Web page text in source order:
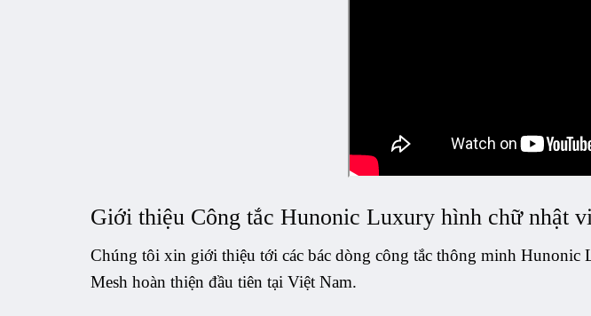
Giới thiệu Công tắc Hunonic Luxury hình chữ nhật
Chúng tôi xin giới thiệu tới các bác dòng công tắc thông minh
Mesh hoàn thiện đầu tiên tại Việt Nam.